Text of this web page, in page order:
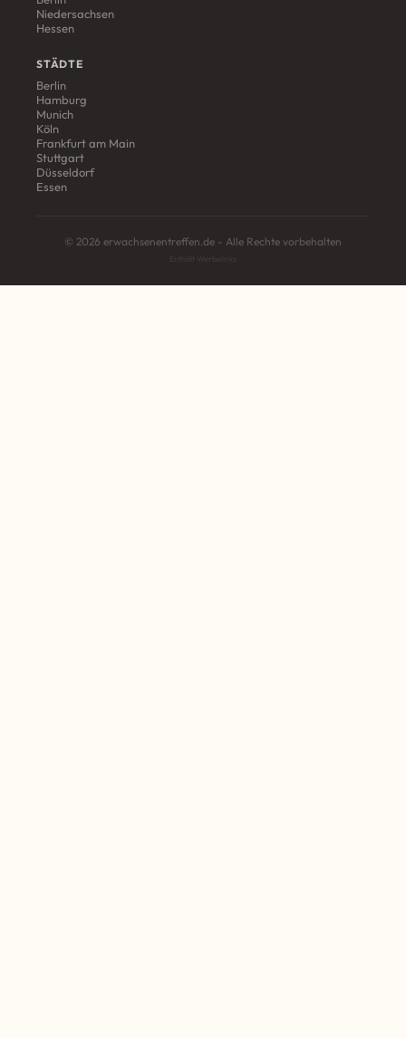
Niedersachsen
Hessen
STÄDTE
Berlin
Hamburg
Munich
Köln
Frankfurt am Main
Stuttgart
Düsseldorf
Essen
© 2026 erwachsenentreffen.de - Alle Rechte vorbehalten